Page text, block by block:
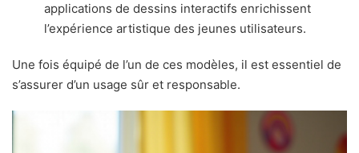
applications de dessins interactifs enrichissent
l’expérience artistique des jeunes utilisateurs.
Une fois équipé de l’un de ces modèles, il est essentiel de
s’assurer d’un usage sûr et responsable.